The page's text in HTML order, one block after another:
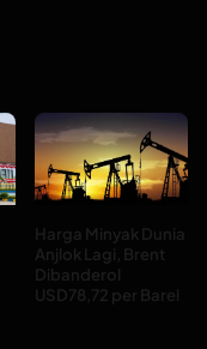
Harga Minyak Dunia
Anjlok Lagi, Brent
Dibanderol
USD78,72 per Barel